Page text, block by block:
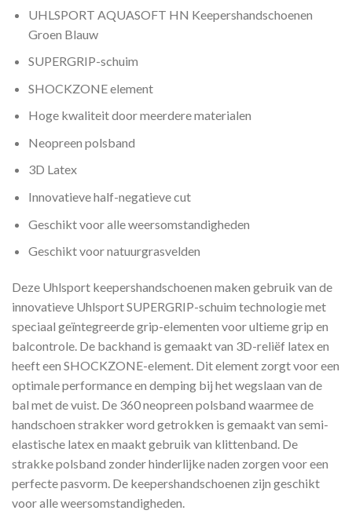
UHLSPORT AQUASOFT HN Keepershandschoenen
Groen Blauw
SUPERGRIP-schuim
SHOCKZONE element
Hoge kwaliteit door meerdere materialen
Neopreen polsband
3D Latex
Innovatieve half-negatieve cut
Geschikt voor alle weersomstandigheden
Geschikt voor natuurgrasvelden
Deze Uhlsport keepershandschoenen maken gebruik van de
innovatieve Uhlsport SUPERGRIP-schuim technologie met
speciaal geïntegreerde grip-elementen voor ultieme grip en
balcontrole. De backhand is gemaakt van 3D-reliëf latex en
heeft een SHOCKZONE-element. Dit element zorgt voor een
optimale performance en demping bij het wegslaan van de
bal met de vuist. De 360 neopreen polsband waarmee de
handschoen strakker word getrokken is gemaakt van semi-
elastische latex en maakt gebruik van klittenband. De
strakke polsband zonder hinderlijke naden zorgen voor een
perfecte pasvorm. De keepershandschoenen zijn geschikt
voor alle weersomstandigheden.